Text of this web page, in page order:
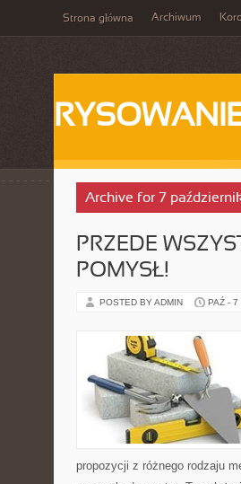
Strona główna Archiwum
Archive for 7
PRZEDE
POMYSŁ!
POSTED BY ADMIN PAŹ - 7
propozycji z różnego rodzaju